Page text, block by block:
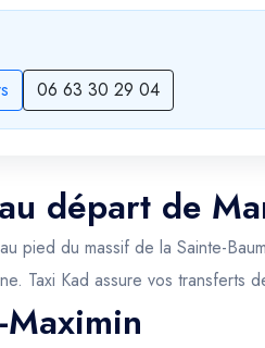
06 63 30 29 04
départ de
pied du massif de la Sainte-
Taxi Kad assure vos transferts